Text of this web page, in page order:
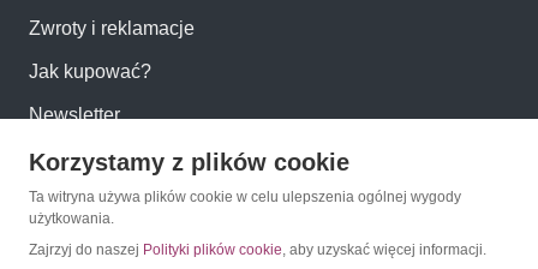
Zwroty i reklamacje
Jak kupować?
Newsletter
Konto
Moje konto
Korzystamy z plików cookie
Ta witryna używa plików cookie w celu ulepszenia ogólnej wygody
użytkowania.
Zajrzyj do naszej Polityki plików cookie, aby uzyskać więcej informacji.